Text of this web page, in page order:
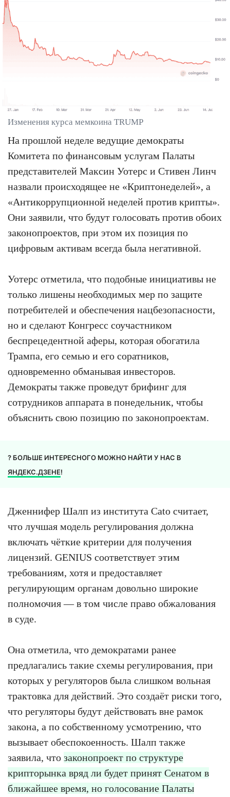
Изменения курса мемкоина TRUMP
На прошлой неделе ведущие демократы
Комитета по финансовым услугам Палаты
представителей Максин Уотерс и Стивен Линч
назвали происходящее не «Криптонеделей», а
«Антикоррупционной неделей против крипты».
Они заявили, что будут голосовать против обоих
законопроектов, при этом их позиция по
цифровым активам всегда была негативной.
Уотерс отметила, что подобные инициативы не
только лишены необходимых мер по защите
потребителей и обеспечения нацбезопасности,
но и сделают Конгресс соучастником
беспрецедентной аферы, которая обогатила
Трампа, его семью и его соратников,
одновременно обманывая инвесторов.
Демократы также проведут брифинг для
сотрудников аппарата в понедельник, чтобы
объяснить свою позицию по законопроектам.
? БОЛЬШЕ ИНТЕРЕСНОГО МОЖНО НАЙТИ У НАС В
ЯНДЕКС.ДЗЕНЕ!
Дженнифер Шалп из института Cato считает,
что лучшая модель регулирования должна
включать чёткие критерии для получения
лицензий. GENIUS соответствует этим
требованиям, хотя и предоставляет
регулирующим органам довольно широкие
полномочия — в том числе право обжалования
в суде.
Она отметила, что демократами ранее
предлагались такие схемы регулирования, при
которых у регуляторов была слишком вольная
трактовка для действий. Это создаёт риски того,
что регуляторы будут действовать вне рамок
закона, а по собственному усмотрению, что
вызывает обеспокоенность. Шалп также
заявила, что законопроект по структуре
крипторынка вряд ли будет принят Сенатом в
ближайшее время, но голосование Палаты